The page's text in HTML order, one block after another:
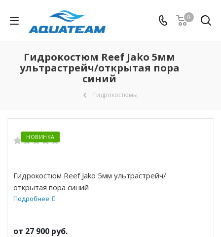
0
Гидрокостюм Reef Jako 5мм
ультрастрейч/открытая пора
синий
Гидрокостюмы
НОВИНКА
Гидрокостюм Reef Jako 5мм ультрастрейч/
открытая пора синий
Подробнее
от 27 900 руб.